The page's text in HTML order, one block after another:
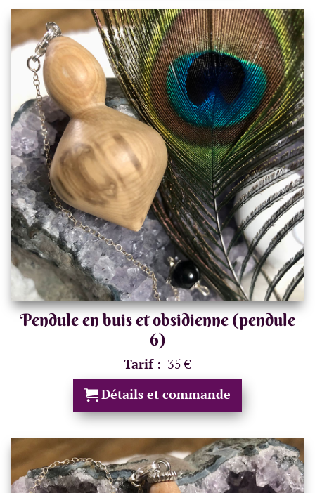
Pendule en buis et obsidienne (pendule
6)
Tarif : 35 €
Détails et commande